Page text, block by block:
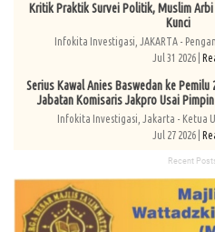
Kritik Praktik Survei Politik, Muslim
Kunci
Infokita Investigasi, JAKARTA -
Jul 31 2026 |
Serius Kawal Anies Baswedan ke Pemilu
Jabatan Komisaris Jakpro Usai
Infokita Investigasi, Jakarta - Ketua
Jul 27 2026 |
Recent